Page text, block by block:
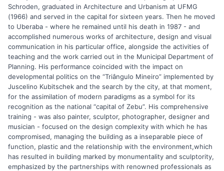
Schroden, graduated in Architecture and Urbanism at UFMG
(1966) and served in the capital for sixteen years. Then he moved
to Uberaba - where he remained until his death in 1987 - and
accomplished numerous works of architecture, design and visual
communication in his particular office, alongside the activities of
teaching and the work carried out in the Municipal Department of
Planning. His performance coincided with the impact on
developmental politics on the “Triângulo Mineiro” implemented by
Juscelino Kubitschek and the search by the city, at that moment,
for the assimilation of modern paradigms as a symbol for its
recognition as the national “capital of Zebu”. His comprehensive
training - was also painter, sculptor, photographer, designer and
musician - focused on the design complexity with which he has
compromised, managing the building as a inseparable piece of
function, plastic and the relationship with the environment,which
has resulted in building marked by monumentality and sculptority,
emphasized by the partnerships with renowned professionals as